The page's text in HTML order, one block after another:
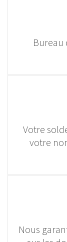
Bureau
Votre
votre
Nous